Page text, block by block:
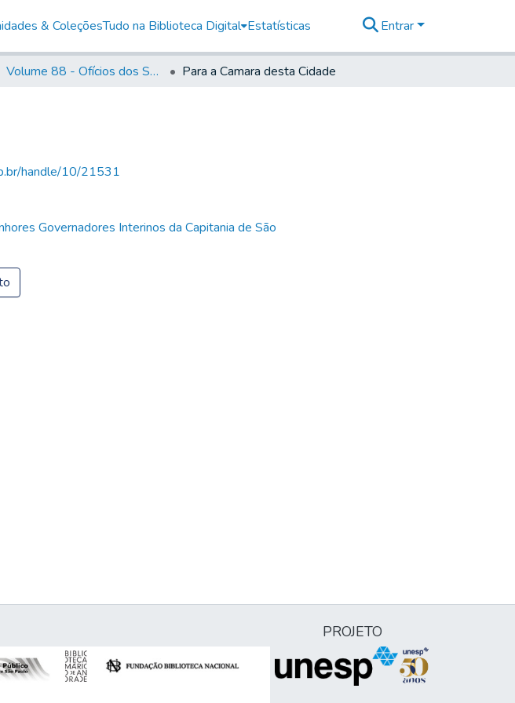
& ColeçõesTudo na Biblioteca Digital Estatísticas Entrar
Volume 88 - Ofícios dos Senhores Governadores Interinos da Capitania de São Paulo (1817- 1819) Para a Camara desta Cidade
handle/10/21531
Governadores Interinos da Capitania de São
PROJETO